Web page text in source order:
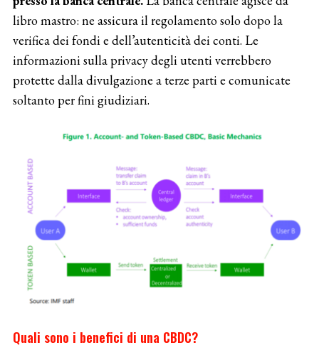
libro mastro: ne assicura il regolamento solo dopo la
verifica dei fondi e dell’autenticità dei conti. Le
informazioni sulla privacy degli utenti verrebbero
protette dalla divulgazione a terze parti e comunicate
soltanto per fini giudiziari.
Quali sono i benefici di una CBDC?